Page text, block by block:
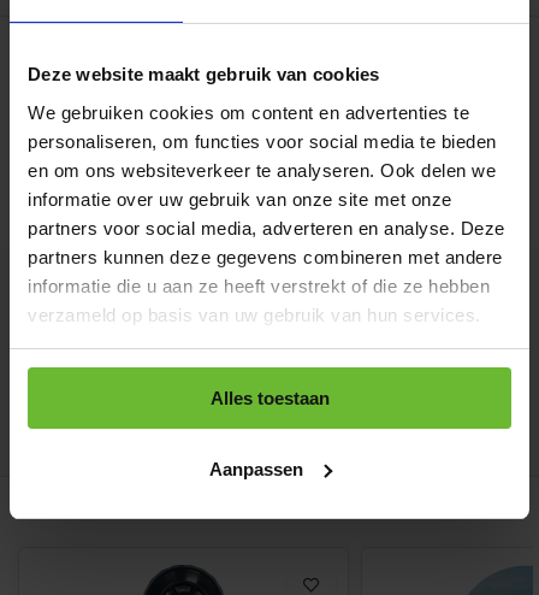
Deze website maakt gebruik van cookies
We gebruiken cookies om content en advertenties te
personaliseren, om functies voor social media te bieden
en om ons websiteverkeer te analyseren. Ook delen we
informatie over uw gebruik van onze site met onze
partners voor social media, adverteren en analyse. Deze
partners kunnen deze gegevens combineren met andere
informatie die u aan ze heeft verstrekt of die ze hebben
verzameld op basis van uw gebruik van hun services.
Alles toestaan
Aanpassen
Op werkdagen voor 15.00 uur besteld, dezelfde dag
Strooibus 250 gram
Art# 16945Z
Op voorraad
Totaal:€9,05
Zak 1 kilo
Art# 16945K
Op voorraad
€23,95
Kunnen we je helpen?
+31180396467
info@dekruidenbaron.nl